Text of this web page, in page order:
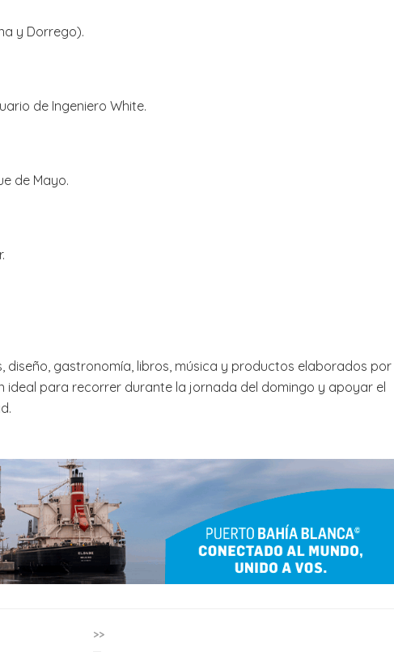
y Dorrego).
de Ingeniero White.
de Mayo.
diseño, gastronomía, libros, música y productos elaborados por
ideal para recorrer durante la jornada del domingo y apoyar el
>>